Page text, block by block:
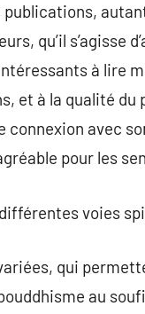
qu’il s’agisse
à lire
et à la qualité
avec
pour les
voies
qui
au